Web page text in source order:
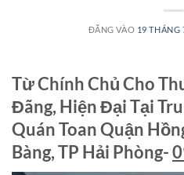
ĐĂNG VÀO 19 THÁNG
Từ Chính Chủ Cho
Đãng, Hiện Đại Tại
Quán Toan Quận
Bàng, TP Hải Phòng-